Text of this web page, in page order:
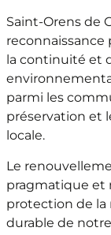
Saint-Orens de
reconnaissance
la continuité et
parmi les
préservation et
locale.
Le
pragmatique et
protection de la
durable de